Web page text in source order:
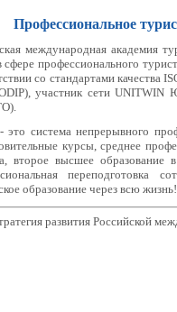
Профессиональное
международная академия
сфере профессионального
со стандартами
участник сети
система непрерывного
курсы, среднее
второе высшее образование
переподготовка
образование через всю
развития Российской